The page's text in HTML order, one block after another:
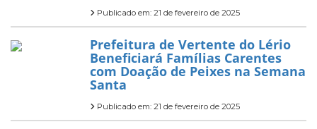
Publicado em: 21 de fevereiro de 2025
Prefeitura de Vertente do Lério
Beneficiará Famílias Carentes
com Doação de Peixes na Semana
Santa
Publicado em: 21 de fevereiro de 2025